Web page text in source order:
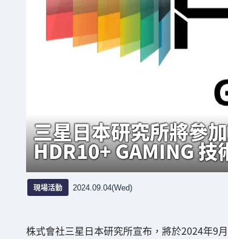
三星日本研究所將參
HDR10+ GAMING 技
現場活動 2024.09.04(Wed)
株式會社三星日本研究所宣布，將於2024年9